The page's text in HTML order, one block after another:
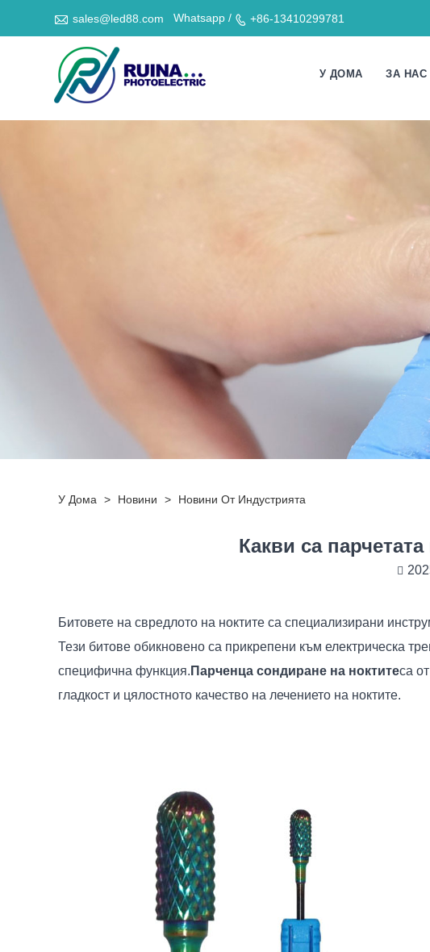
 sales@led88.com Whatsapp /  +86-13410299781
У ДОМА ЗА НАС
У Дома > Новини > Новини От Индустрията
Какви са
Битовете на свредлото на ноктите са специализирани
Тези битове обикновено са прикрепени към електрическа
специфична функция. Парченца сондиране на ноктитеса
гладкост и цялостното качество на лечението на ноктите.